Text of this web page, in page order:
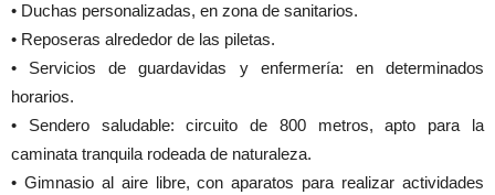
• Duchas personalizadas, en zona de sanitarios.
• Reposeras alrededor de las piletas.
• Servicios de guardavidas y enfermería: en determinados
horarios.
• Sendero saludable: circuito de 800 metros, apto para la
caminata tranquila rodeada de naturaleza.
• Gimnasio al aire libre, con aparatos para realizar actividades